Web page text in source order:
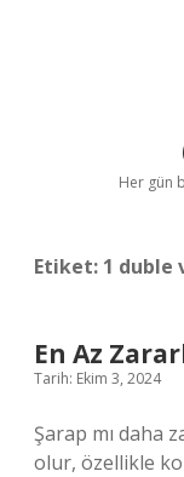
Her gün
Etiket: 1 duble
En Az
Tarih: Ekim 3, 2024
Şarap mı daha
olur, özellikle